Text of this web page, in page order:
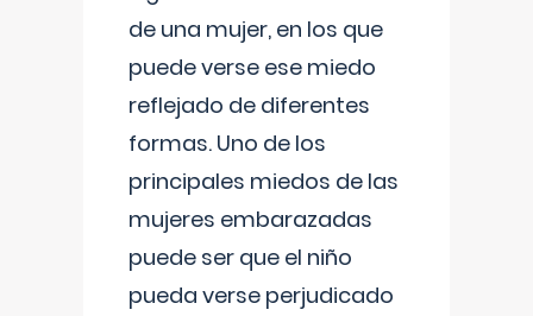
de una mujer, en los que
puede verse ese miedo
reflejado de diferentes
formas. Uno de los
principales miedos de las
mujeres embarazadas
puede ser que el niño
pueda verse perjudicado